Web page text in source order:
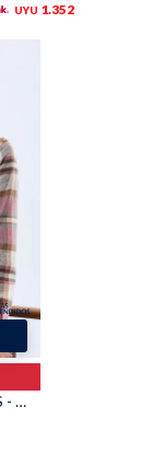
UYU 1.352
CAMISA VIYELA CUADROS - Marron